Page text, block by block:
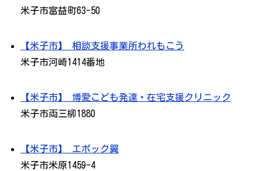
米子市富益町63-50
【米子市】 相談支援事業所われもこう
米子市河崎1414番地
【米子市】 博愛こども発達・在宅支援クリニック
米子市両三柳1880
【米子市】 エポック翼
米子市米原1459-4